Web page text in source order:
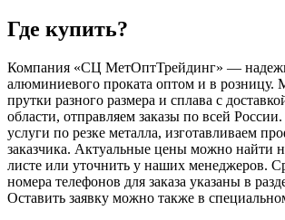
Где купить?
Компания «СЦ МетОптТрейдинг» —
алюминиевого проката оптом и в розницу.
прутки разного размера и сплава с
области, отправляем заказы по всей
услуги по резке металла, изготавливаем
заказчика. Актуальные цены можно найти
листе или уточнить у наших менеджеров.
номера телефонов для заказа указаны в
Оставить заявку можно также в